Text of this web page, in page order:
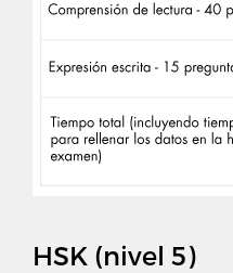
HSK (nivel 5)